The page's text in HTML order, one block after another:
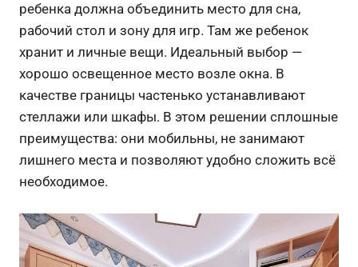
ребенка должна объединить место для сна,
рабочий стол и зону для игр. Там же ребенок
хранит и личные вещи. Идеальный выбор —
хорошо освещенное место возле окна. В
качестве границы частенько устанавливают
стеллажи или шкафы. В этом решении сплошные
преимущества: они мобильны, не занимают
лишнего места и позволяют удобно сложить всё
необходимое.